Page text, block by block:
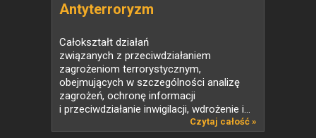
Antyterroryzm
Całokształt działań
związanych z przeciwdziałaniem
zagrożeniom terrorystycznym,
obejmujących w szczególności analizę
zagrożeń, ochronę informacji
i przeciwdziałanie inwigilacji, wdrożenie i...
Czytaj całość »